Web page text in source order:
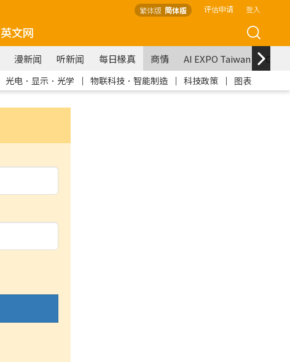
繁体版 简体版 评估申请 登入
英文网
漫新闻 听新闻 每日椽真 商情 AI EXPO Taiwan
光电．显示．光学 ｜ 物联科技．智能制造 ｜ 科技政策 ｜ 图表